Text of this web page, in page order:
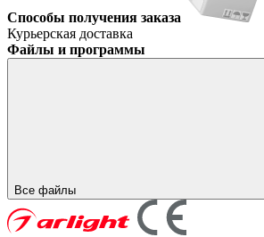
Способы получения заказа
Курьерская доставка
Файлы и программы
Все файлы